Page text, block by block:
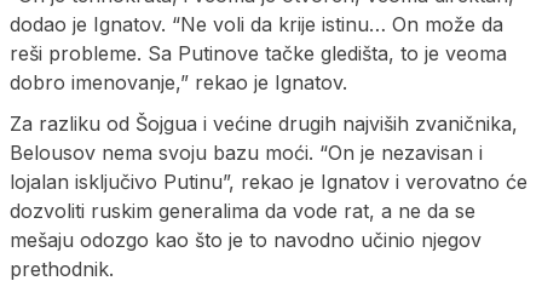
dodao je Ignatov. “Ne voli da krije istinu… On može da
reši probleme. Sa Putinove tačke gledišta, to je veoma
dobro imenovanje,” rekao je Ignatov.
Za razliku od Šojgua i većine drugih najviših zvaničnika,
Belousov nema svoju bazu moći. “On je nezavisan i
lojalan isključivo Putinu”, rekao je Ignatov i verovatno će
dozvoliti ruskim generalima da vode rat, a ne da se
mešaju odozgo kao što je to navodno učinio njegov
prethodnik.